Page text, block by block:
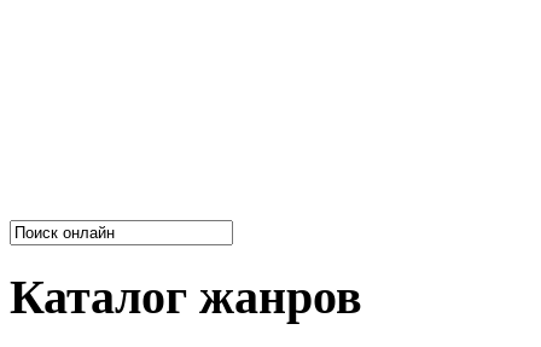
Каталог жанров